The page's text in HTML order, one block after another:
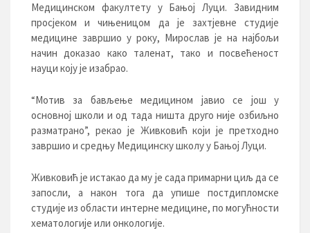
Медицинском факултету у Бањој Луци. Завидним
просјеком и чињеницом да је захтјевне студије
медицине завршио у року, Мирослав је на најбољи
начин доказао како таленат, тако и посвећеност
науци коју је изабрао.
“Мотив за бављење медицином јавио се још у
основној школи и од тада ништа друго није озбиљно
разматрано”, рекао је Живковић који је претходно
завршио и средњу Медицинску школу у Бањој Луци.
Живковић је истакао да му је сада примарни циљ да се
запосли, а након тога да упише постдипломскe
студијe из области интерне медицине, по могућности
хематологије или онкологије.